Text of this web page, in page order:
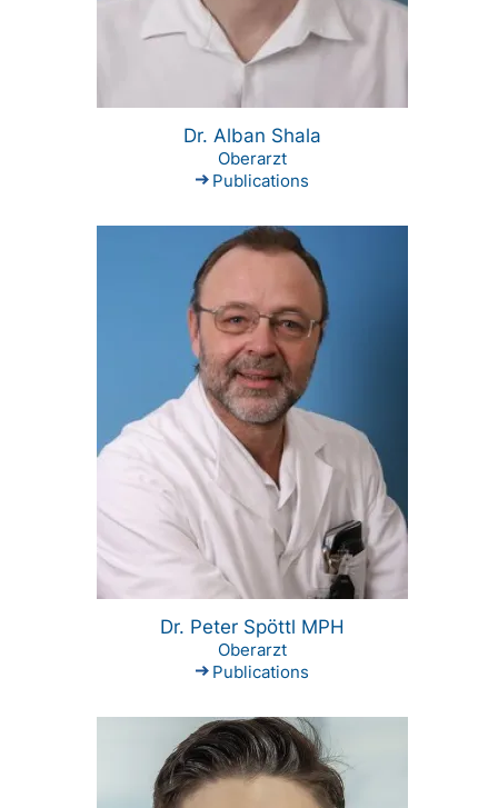
Dr. Alban Shala
Oberarzt
Publications
Dr. Peter Spöttl MPH
Oberarzt
Publications